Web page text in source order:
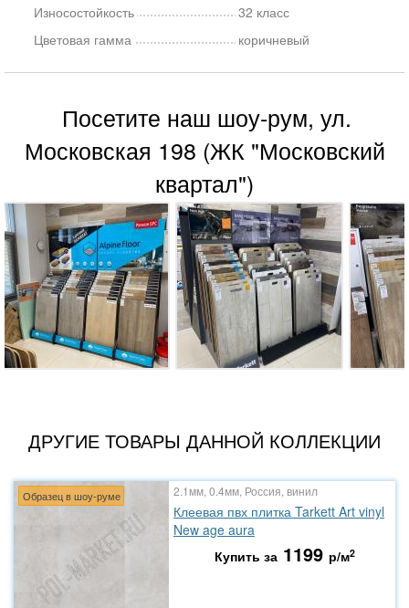
Износостойкость
32 класс
Цветовая гамма
коричневый
Посетите наш шоу-рум, ул.
Московская 198 (ЖК "Московский
квартал")
ДРУГИЕ ТОВАРЫ ДАННОЙ КОЛЛЕКЦИИ
Образец в шоу-руме 2.1мм, 0.4мм, Россия, винил
Клеевая пвх плитка Tarkett Art vinyl
New age aura
Купить за 1199 р/м2